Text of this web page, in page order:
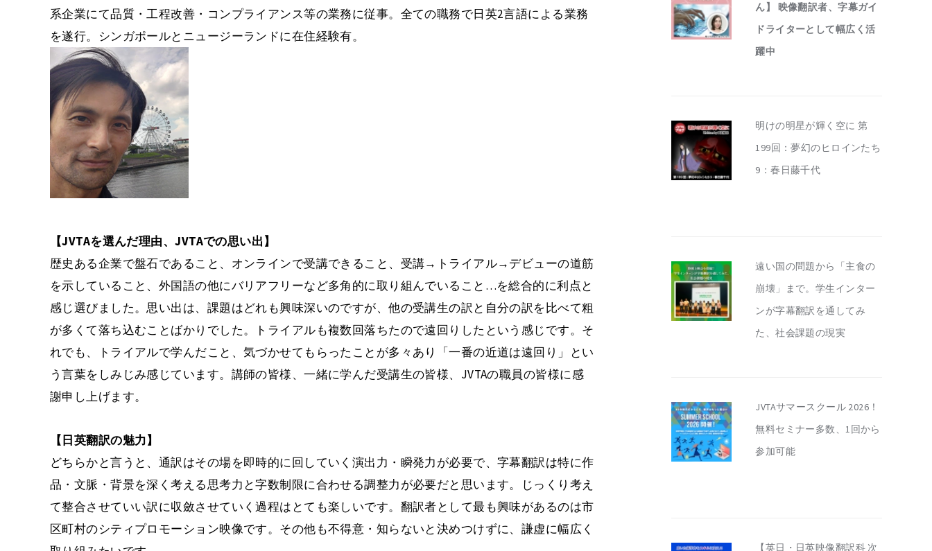
系企業にて品質・工程改善・コンプライアンス等の業務に従事。全ての職務で日英2言語による業務
を遂行。シンガポールとニュージーランドに在住経験有。
【JVTAを選んだ理由、JVTAでの思い出】
歴史ある企業で盤石であること、オンラインで受講できること、受講→トライアル→デビューの道筋
を示していること、外国語の他にバリアフリーなど多角的に取り組んでいること…を総合的に利点と
感じ選びました。思い出は、課題はどれも興味深いのですが、他の受講生の訳と自分の訳を比べて粗
が多くて落ち込むことばかりでした。トライアルも複数回落ちたので遠回りしたという感じです。そ
れでも、トライアルで学んだこと、気づかせてもらったことが多々あり「一番の近道は遠回り」とい
う言葉をしみじみ感じています。講師の皆様、一緒に学んだ受講生の皆様、JVTAの職員の皆様に感
謝申し上げます。
【日英翻訳の魅力】
どちらかと言うと、通訳はその場を即時的に回していく演出力・瞬発力が必要で、字幕翻訳は特に作
品・文脈・背景を深く考える思考力と字数制限に合わせる調整力が必要だと思います。じっくり考え
て整合させていい訳に収斂させていく過程はとても楽しいです。翻訳者として最も興味があるのは市
区町村のシティプロモーション映像です。その他も不得意・知らないと決めつけずに、謙虚に幅広く
ん】 映像翻訳者、字幕ガイ
ドライターとして幅広く活
躍中
明けの明星が輝く空に 第
199回：夢幻のヒロインたち
9：春日藤千代
遠い国の問題から「主食の
崩壊」まで。学生インター
ンが字幕翻訳を通してみ
た、社会課題の現実
JVTAサマースクール 2026！
無料セミナー多数、1回から
参加可能
【英日・日英映像翻訳科 次